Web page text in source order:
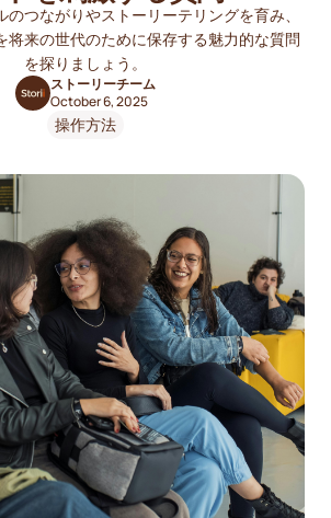
のつながりやストーリーテリングを育み、
将来の世代のために保存する魅力的な質問
を探りましょう。
ストーリーチーム
October 6, 2025
操作方法